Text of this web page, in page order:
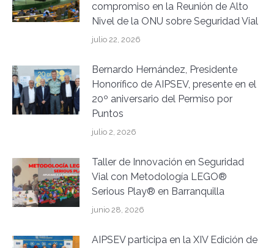
compromiso en la Reunión de Alto
Nivel de la ONU sobre Seguridad Vial
julio 22, 2026
Bernardo Hernández, Presidente
Honorífico de AIPSEV, presente en el
20º aniversario del Permiso por
Puntos
julio 2, 2026
Taller de Innovación en Seguridad
Vial con Metodología LEGO®
Serious Play® en Barranquilla
junio 28, 2026
AIPSEV participa en la XIV Edición de